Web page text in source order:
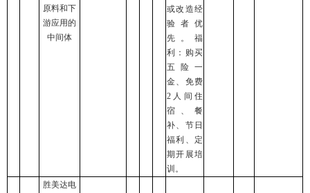
原料和下
游应用的
中间体
或改造经
验者优
先。福
利：购买
五险一
金、免费
2人间住
宿、餐
补、节日
福利、定
期开展培
训。
胜美达电